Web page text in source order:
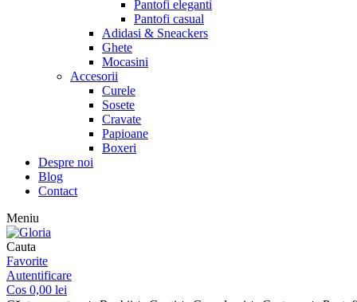
Pantofi eleganti
Pantofi casual
Adidasi & Sneackers
Ghete
Mocasini
Accesorii
Curele
Sosete
Cravate
Papioane
Boxeri
Despre noi
Blog
Contact
Meniu
Cauta
Favorite
Autentificare
Cos 0,00 lei